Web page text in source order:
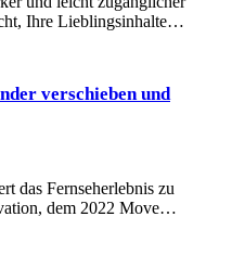
Ihre Lieblingsinhalte…
verschieben und
das Fernseherlebnis zu
dem 2022 Move…